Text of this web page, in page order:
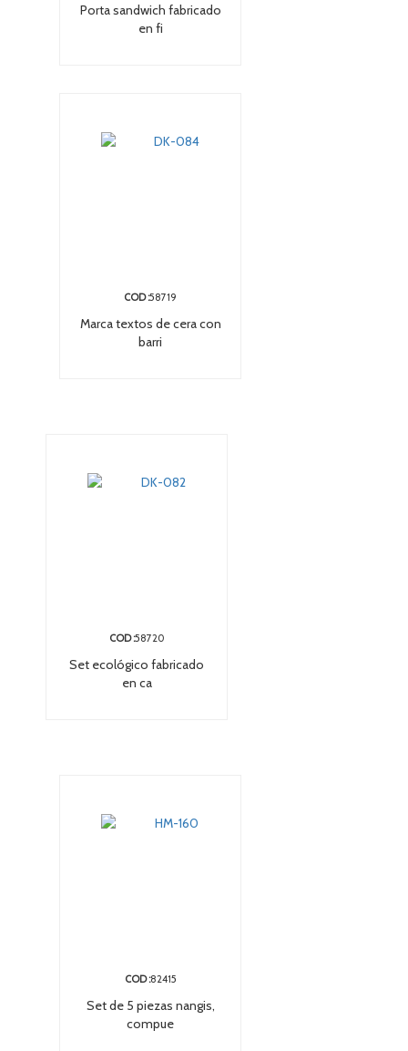
Porta sandwich fabricado
en fi
COD :58719
Marca textos de cera con
barri
COD :58720
Set ecológico fabricado
en ca
COD :82415
Set de 5 piezas nangis,
compue